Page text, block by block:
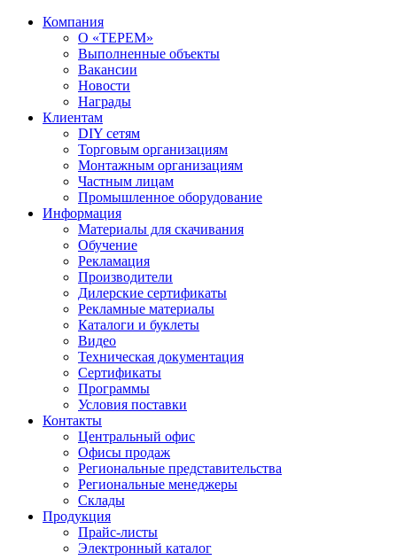
Компания
О «ТЕРЕМ»
Выполненные объекты
Вакансии
Новости
Награды
Клиентам
DIY сетям
Торговым организациям
Монтажным организациям
Частным лицам
Промышленное оборудование
Информация
Материалы для скачивания
Обучение
Рекламация
Производители
Дилерские сертификаты
Рекламные материалы
Каталоги и буклеты
Видео
Техническая документация
Сертификаты
Программы
Условия поставки
Контакты
Центральный офис
Офисы продаж
Региональные представительства
Региональные менеджеры
Склады
Продукция
Прайс-листы
Электронный каталог